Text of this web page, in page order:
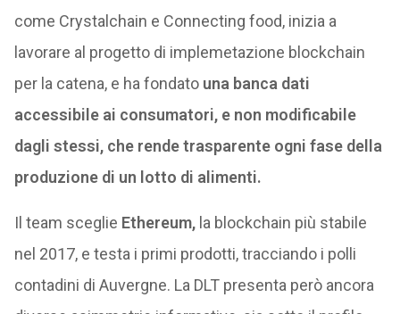
come Crystalchain e Connecting food, inizia a
lavorare al progetto di implemetazione blockchain
per la catena, e ha fondato una banca dati
accessibile ai consumatori, e non modificabile
dagli stessi, che rende trasparente ogni fase della
produzione di un lotto di alimenti.
Il team sceglie Ethereum,la blockchain più stabile
nel 2017, e testa i primi prodotti, tracciando i polli
contadini di Auvergne. La DLT presenta però ancora